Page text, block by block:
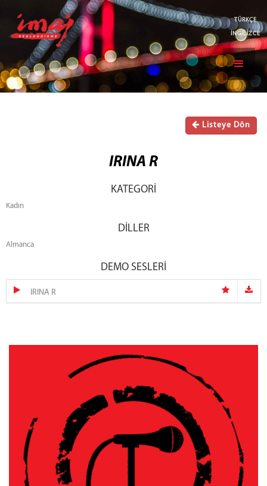
TÜRKÇE
İNGİLİZCE
Listeye Dön
IRINA R
KATEGORİ
Kadın
DİLLER
Almanca
DEMO SESLERİ
IRINA R